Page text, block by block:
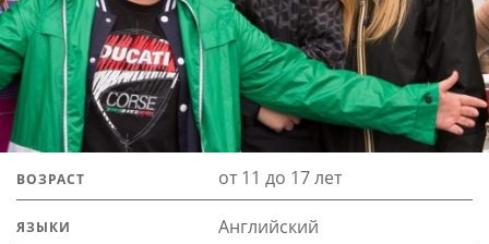
ВОЗРАСТ от 11 до 17 лет
ЯЗЫКИ Английский